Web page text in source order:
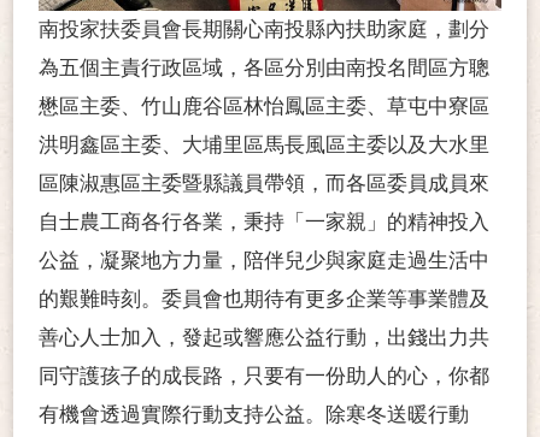
南投家扶委員會長期關心南投縣內扶助家庭，劃分
為五個主責行政區域，各區分別由南投名間區方聰
懋區主委、竹山鹿谷區林怡鳳區主委、草屯中寮區
洪明鑫區主委、大埔里區馬長風區主委以及大水里
區陳淑惠區主委暨縣議員帶領，而各區委員成員來
自士農工商各行各業，秉持「一家親」的精神投入
公益，凝聚地方力量，陪伴兒少與家庭走過生活中
的艱難時刻。委員會也期待有更多企業等事業體及
善心人士加入，發起或響應公益行動，出錢出力共
同守護孩子的成長路，只要有一份助人的心，你都
有機會透過實際行動支持公益。除寒冬送暖行動